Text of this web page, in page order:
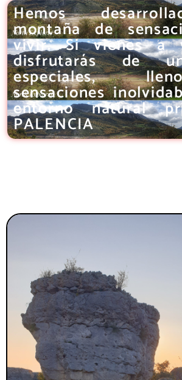
Hemos
montaña de
vivir. Si vienes a
disfrutarás de
especiales,
sensaciones
entorno natural
PALENCIA